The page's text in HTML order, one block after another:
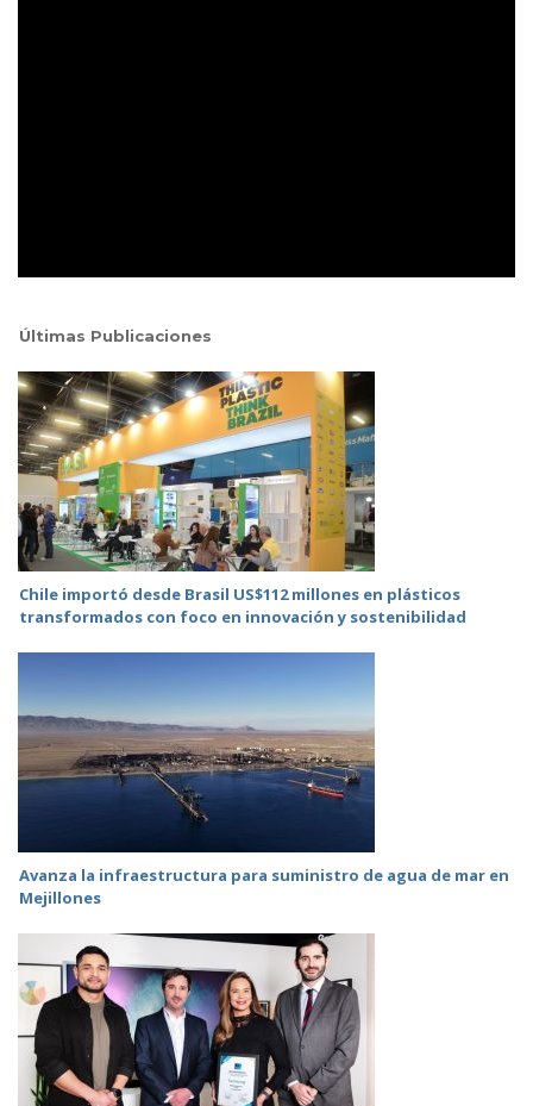
Últimas Publicaciones
Chile importó desde Brasil US$112 millones en plásticos
transformados con foco en innovación y sostenibilidad
Avanza la infraestructura para suministro de agua de mar en
Mejillones